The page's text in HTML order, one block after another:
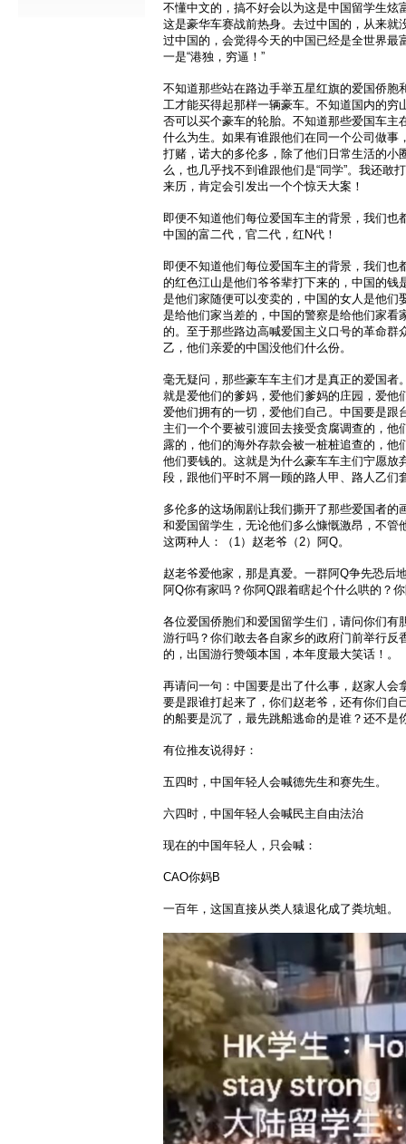
不懂中文的，搞不好会以为这是中国留学生炫
这是豪华车赛战前热身。去过中国的，从来就
过中国的，会觉得今天的中国已经是全世界
一是“港独，穷逼！”
不知道那些站在路边手举五星红旗的爱国侨胞
工才能买得起那样一辆豪车。不知道国内的穷
否可以买个豪车的轮胎。不知道那些爱国车主
什么为生。如果有谁跟他们在同一个公司做事
打赌，诺大的多伦多，除了他们日常生活的小
么，也几乎找不到谁跟他们是“同学”。我还敢
来历，肯定会引发出一个个惊天大案！
即便不知道他们每位爱国车主的背景，我们也
中国的富二代，官二代，红N代！
即便不知道他们每位爱国车主的背景，我们也
的红色江山是他们爷爷辈打下来的，中国的钱
是他们家随便可以变卖的，中国的女人是他们
是给他们家当差的，中国的警察是给他们家看
的。至于那些路边高喊爱国主义口号的革命群
乙，他们亲爱的中国没他们什么份。
毫无疑问，那些豪车车主们才是真正的爱国者
就是爱他们的爹妈，爱他们爹妈的庄园，爱他
爱他们拥有的一切，爱他们自己。中国要是跟
主们一个个要被引渡回去接受贪腐调查的，他
露的，他们的海外存款会被一桩桩追查的，他
他们要钱的。这就是为什么豪车车主们宁愿放
段，跟他们平时不屑一顾的路人甲、路人乙们
多伦多的这场闹剧让我们撕开了那些爱国者的
和爱国留学生，无论他们多么慷慨激昂，不管
这两种人：（1）赵老爷（2）阿Q。
赵老爷爱他家，那是真爱。一群阿Q争先恐后
阿Q你有家吗？你阿Q跟着瞎起个什么哄的？
各位爱国侨胞们和爱国留学生们，请问你们有
游行吗？你们敢去各自家乡的政府门前举行反
的，出国游行赞颂本国，本年度最大笑话！。
再请问一句：中国要是出了什么事，赵家人会
要是跟谁打起来了，你们赵老爷，还有你们自
的船要是沉了，最先跳船逃命的是谁？还不是
有位推友说得好：
五四时，中国年轻人会喊德先生和赛先生。
六四时，中国年轻人会喊民主自由法治
现在的中国年轻人，只会喊：
CAO你妈B
一百年，这国直接从类人猿退化成了粪坑蛆。